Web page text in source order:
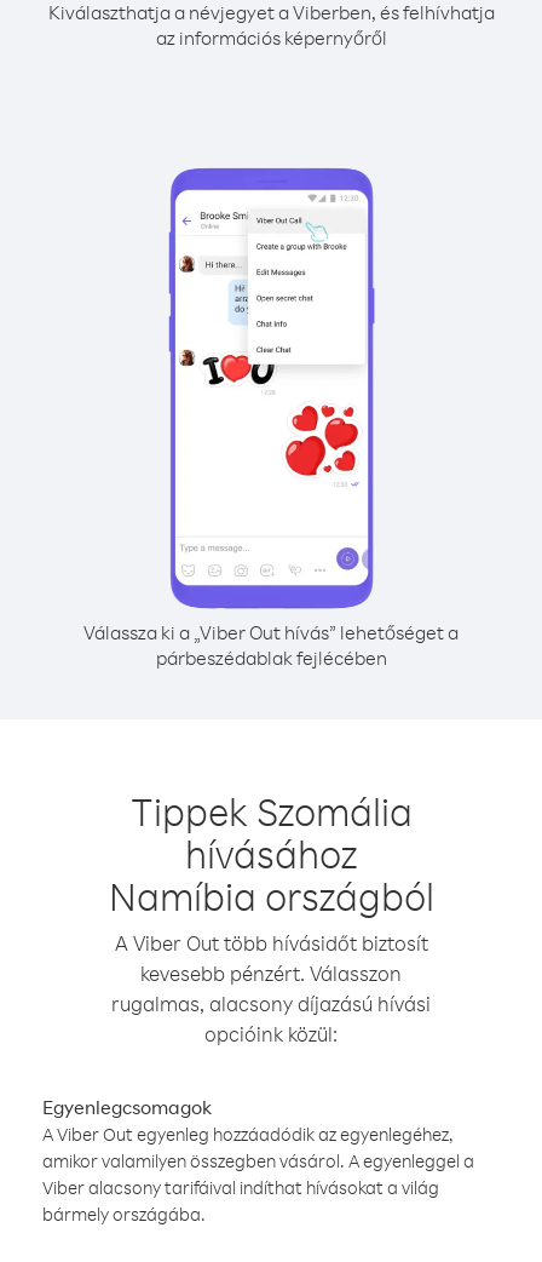
Kiválaszthatja a névjegyet a Viberben, és felhívhatja
az információs képernyőről
Válassza ki a „Viber Out hívás” lehetőséget a
párbeszédablak fejlécében
Tippek Szomália
hívásához
Namíbia országból
A Viber Out több hívásidőt biztosít
kevesebb pénzért. Válasszon
rugalmas, alacsony díjazású hívási
opcióink közül:
Egyenlegcsomagok
A Viber Out egyenleg hozzáadódik az egyenlegéhez,
amikor valamilyen összegben vásárol. A egyenleggel a
Viber alacsony tarifáival indíthat hívásokat a világ
bármely országába.